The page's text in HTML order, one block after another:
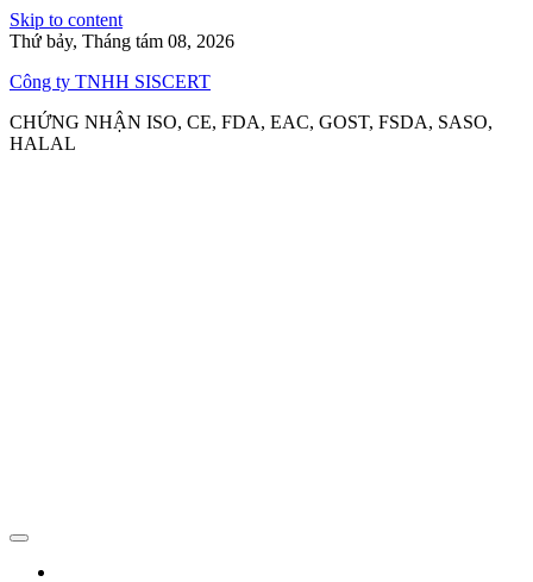
Skip to content
Thứ bảy, Tháng tám 08, 2026
Công ty TNHH SISCERT
CHỨNG NHẬN ISO, CE, FDA, EAC, GOST, FSDA, SASO,
HALAL